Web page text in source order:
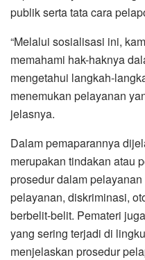
publik serta tata cara
“Melalui sosialisasi ini,
memahami hak-haknya
mengetahui langkah-
menemukan pelayanan
jelasnya.
Dalam pemaparannya
merupakan tindakan atau
prosedur dalam
pelayanan, diskriminasi,
berbelit-belit. Pemateri
yang sering terjadi di
menjelaskan prosedur